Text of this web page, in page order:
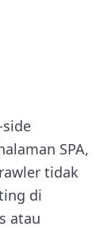
SPA,
tidak
di
atau